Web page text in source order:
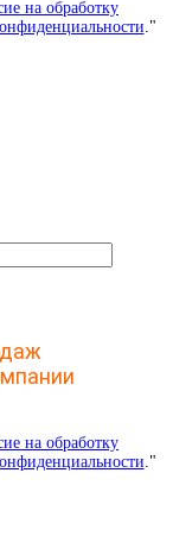
на обработку
."
на обработку
."